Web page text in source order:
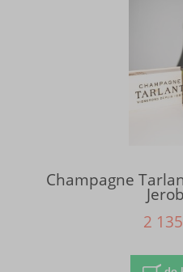
Champagne
2